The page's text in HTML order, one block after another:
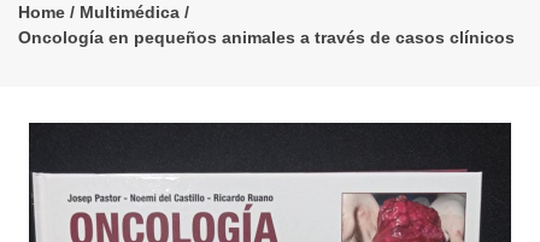
Home / Multimédica /
Oncología en pequeños animales a través de casos clínicos